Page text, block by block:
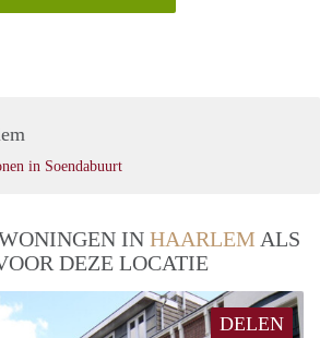
in Soendabuurt
IN HAARLEM ALS
DEZE LOCATIE
DELEN